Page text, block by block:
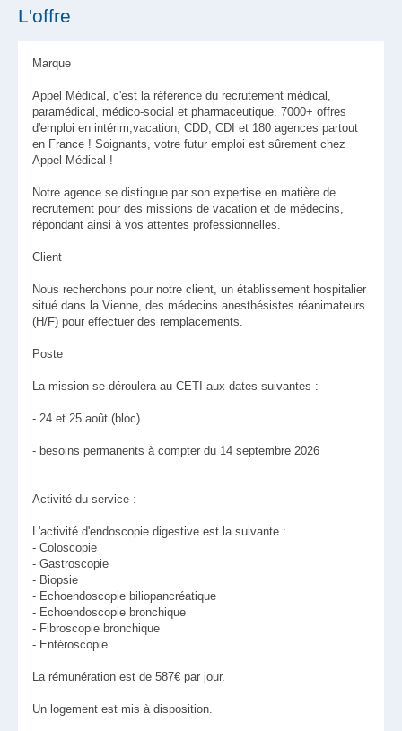
L'offre
Marque
Appel Médical, c'est la référence du recrutement médical,
paramédical, médico-social et pharmaceutique. 7000+ offres
d'emploi en intérim,vacation, CDD, CDI et 180 agences partout
en France ! Soignants, votre futur emploi est sûrement chez
Appel Médical !
Notre agence se distingue par son expertise en matière de
recrutement pour des missions de vacation et de médecins,
répondant ainsi à vos attentes professionnelles.
Client
Nous recherchons pour notre client, un établissement hospitalier
situé dans la Vienne, des médecins anesthésistes réanimateurs
(H/F) pour effectuer des remplacements.
Poste
La mission se déroulera au CETI aux dates suivantes :
- 24 et 25 août (bloc)
- besoins permanents à compter du 14 septembre 2026
Activité du service :
L'activité d'endoscopie digestive est la suivante :
- Coloscopie
- Gastroscopie
- Biopsie
- Echoendoscopie biliopancréatique
- Echoendoscopie bronchique
- Fibroscopie bronchique
- Entéroscopie
La rémunération est de 587€ par jour.
Un logement est mis à disposition.